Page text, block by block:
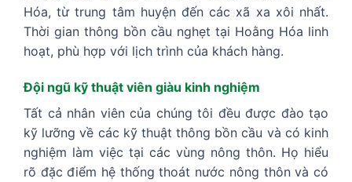
Hóa, từ trung tâm huyện đến các xã xa xôi nhất.
Thời gian thông bồn cầu nghẹt tại Hoằng Hóa linh
hoạt, phù hợp với lịch trình của khách hàng.
Đội ngũ kỹ thuật viên giàu kinh nghiệm
Tất cả nhân viên của chúng tôi đều được đào tạo
kỹ lưỡng về các kỹ thuật thông bồn cầu và có kinh
nghiệm làm việc tại các vùng nông thôn. Họ hiểu
rõ đặc điểm hệ thống thoát nước nông thôn và có